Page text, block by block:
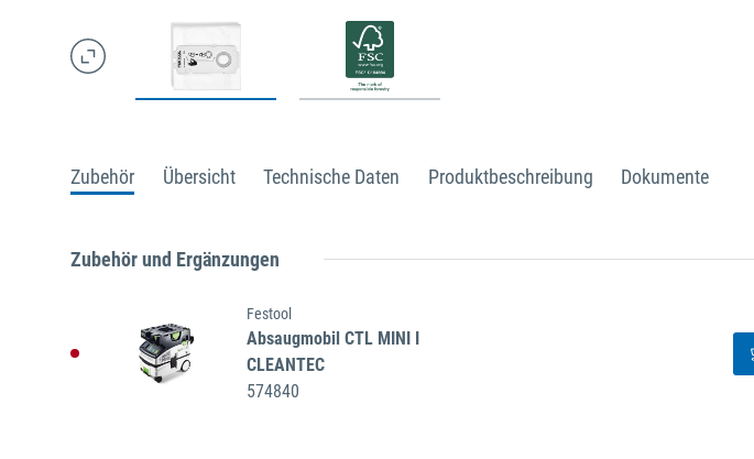
Zubehör Übersicht Technische Daten Produktbeschreibung Dokumente
Zubehör und Ergänzungen
Festool
Absaugmobil CTL MINI I
CLEANTEC
574840